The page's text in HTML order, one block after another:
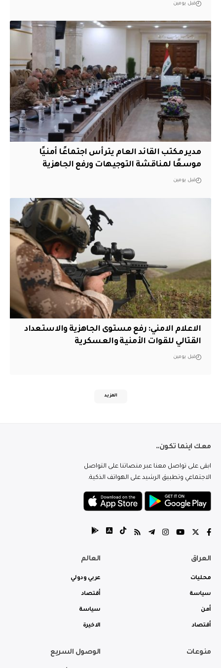
قبل يومين
مدير مكتب القائد العام يترأس اجتماعًا أمنيًا
موسعًا لمناقشة التوجيهات ورفع الجاهزية
قبل يومين
الاعلام الامني: رفع مستوى الجاهزية والاستعداد
القتالي للقوات الأمنية والعسكرية
قبل يومين
المزيد
معك اينما تكون..
ابقى على تواصل معنا عبر منصاتنا على التواصل
الاجتماعي وتطبيق الرشيد على الهواتف الذكية.
العراق
محليات
سياسة
أمن
أقتصاد
العالم
عربي ودولي
أقتصاد
سياسة
الاخيرة
منوعات الوصول السريع